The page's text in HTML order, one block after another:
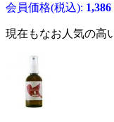
会員価格(税込): 1,386
現在もなお人気の高